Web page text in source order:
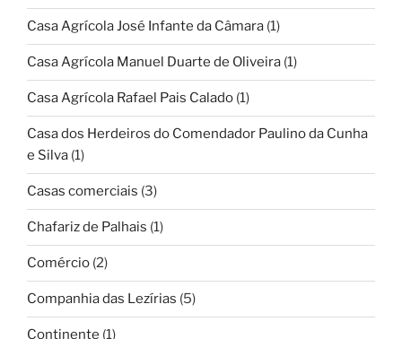
Casa Agrícola José Infante da Câmara (1)
Casa Agrícola Manuel Duarte de Oliveira (1)
Casa Agrícola Rafael Pais Calado (1)
Casa dos Herdeiros do Comendador Paulino da Cunha
e Silva (1)
Casas comerciais (3)
Chafariz de Palhais (1)
Comércio (2)
Companhia das Lezírias (5)
Continente (1)